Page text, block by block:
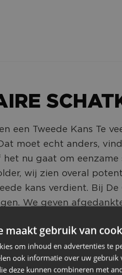
een Tweede Kans Te
moet echt anders,
het nu gaat om
wij zien overal
kans verdient. Bij
We geven
als afval beschouwen.
we waardevolle
maakt gebruik van
om inhoud en advertenties te
ook informatie over uw gebruik
deze kunnen combineren met